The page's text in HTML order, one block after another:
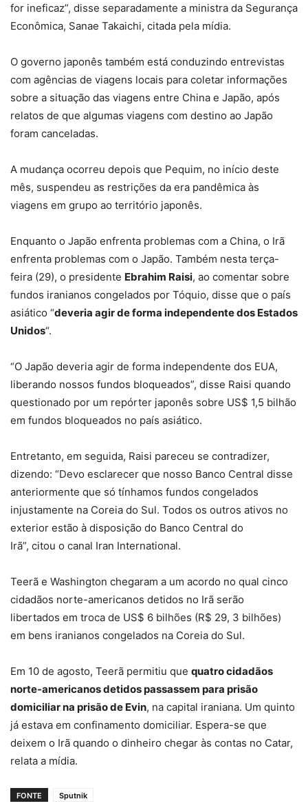
for ineficaz”, disse separadamente a ministra da Segurança
Econômica, Sanae Takaichi, citada pela mídia.
O governo japonês também está conduzindo entrevistas
com agências de viagens locais para coletar informações
sobre a situação das viagens entre China e Japão, após
relatos de que algumas viagens com destino ao Japão
foram canceladas.
A mudança ocorreu depois que Pequim, no início deste
mês, suspendeu as restrições da era pandêmica às
viagens em grupo ao território japonês.
Enquanto o Japão enfrenta problemas com a China, o Irã
enfrenta problemas com o Japão. Também nesta terça-
feira (29), o presidente Ebrahim Raisi, ao comentar sobre
fundos iranianos congelados por Tóquio, disse que o país
asiático “deveria agir de forma independente dos Estados
Unidos“.
“O Japão deveria agir de forma independente dos EUA,
liberando nossos fundos bloqueados”, disse Raisi quando
questionado por um repórter japonês sobre US$ 1,5 bilhão
em fundos bloqueados no país asiático.
Entretanto, em seguida, Raisi pareceu se contradizer,
dizendo: “Devo esclarecer que nosso Banco Central disse
anteriormente que só tínhamos fundos congelados
injustamente na Coreia do Sul. Todos os outros ativos no
exterior estão à disposição do Banco Central do
Irã”, citou o canal Iran International.
Teerã e Washington chegaram a um acordo no qual cinco
cidadãos norte-americanos detidos no Irã serão
libertados em troca de US$ 6 bilhões (R$ 29, 3 bilhões)
em bens iranianos congelados na Coreia do Sul.
Em 10 de agosto, Teerã permitiu que quatro cidadãos
norte-americanos detidos passassem para prisão
domiciliar na prisão de Evin, na capital iraniana. Um quinto
já estava em confinamento domiciliar. Espera-se que
deixem o Irã quando o dinheiro chegar às contas no Catar,
relata a mídia.
FONTE Sputnik